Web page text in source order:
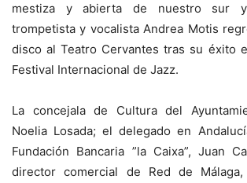
mestiza y abierta de nuestro sur
trompetista y vocalista Andrea Motis
disco al Teatro Cervantes tras su éxito
Festival Internacional de Jazz.
La concejala de Cultura del
Noelia Losada; el delegado en
Fundación Bancaria ”la Caixa”, Juan
director comercial de Red de Málaga,